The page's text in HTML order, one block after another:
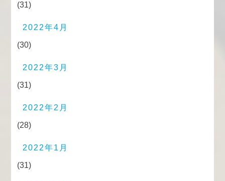
(31)
2022年4月
(30)
2022年3月
(31)
2022年2月
(28)
2022年1月
(31)